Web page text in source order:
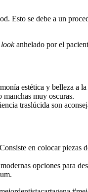
Esto se debe a un
lookanhelado por el
estética y belleza a
manchas muy oscuras.
traslúcida son
en colocar piezas
opciones para